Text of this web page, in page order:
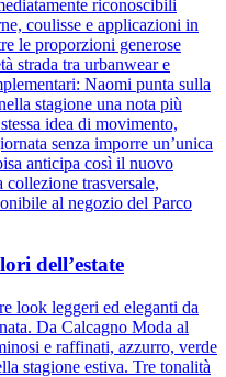
riconoscibili
coulisse e applicazioni in
le proporzioni generose
strada tra urbanwear e
Naomi punta sulla
stagione una nota più
idea di movimento,
senza imporre un’unica
anticipa così il nuovo
collezione trasversale,
al negozio del Parco
dell’estate
look leggeri ed eleganti da
Da Calcagno Moda al
e raffinati, azzurro, verde
stagione estiva. Tre tonalità